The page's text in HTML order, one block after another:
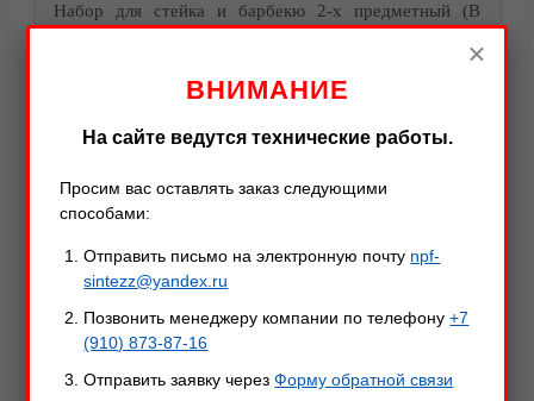
Набор для стейка и барбекю 2-х предметный (В
Набор для стейка и барбекю — идеальный спутник
ваших кулинарных приключений на природе или даче.
приготовлении вкусных блюд на свежем воздухе.
Разделочный нож из нержавеющей стали AUS 8,
который обеспечит идеальное нарезание мяса и
овощей.
Вилка, выполненная из того же высококачественного
материала, поможет аккуратно подавать блюда.
×
ВНИМАНИЕ
На сайте ведутся технические работы.
Просим вас оставлять заказ следующими
способами:
Отправить письмо на электронную почту npf-
sintezz@yandex.ru
Позвонить менеджеру компании по телефону+7
(910) 873-87-16
Отправить заявку черезФорму обратной связи